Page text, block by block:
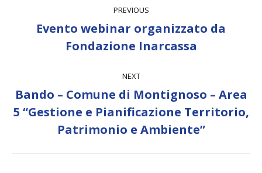
PREVIOUS
Previous
post:
Evento webinar organizzato da
Fondazione Inarcassa
NEXT
Next
Bando – Comune di Montignoso – Area
5 “Gestione e Pianificazione Territorio,
Patrimonio e Ambiente”